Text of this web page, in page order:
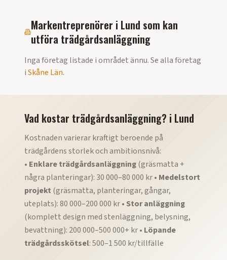
Markentreprenörer i Lund som kan
utföra trädgårdsanläggning
Inga företag listade i området ännu. Se alla företag
iSkåne Län.
Vad kostar trädgårdsanläggning? i Lund
Kostnaden varierar kraftigt beroende på
trädgårdens storlek och ambitionsnivå:
• Enklare trädgårdsanläggning(gräsmatta +
några planteringar): 30 000–80 000 kr • Medelstort
projekt (gräsmatta, planteringar, gångar,
uteplats): 80 000–200 000 kr • Stor anläggning
(komplett design med stenläggning, belysning,
bevattning): 200 000–500 000+ kr • Löpande
trädgårdsskötsel: 500–1 500 kr/tillfälle